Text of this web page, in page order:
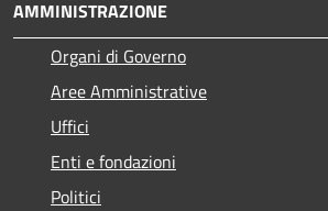
AMMINISTRAZIONE
Organi di Governo
Aree Amministrative
Uffici
Enti e fondazioni
Politici